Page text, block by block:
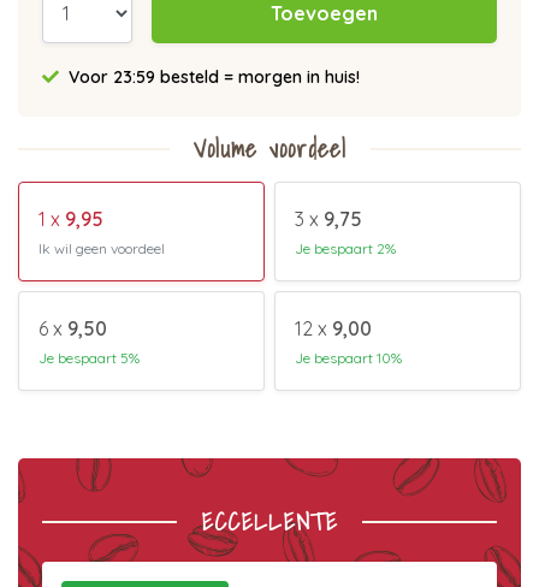
Toevoegen
Voor 23:59 besteld = morgen in huis!
Volume voordeel
1 x 9,95
Ik wil geen voordeel
3 x 9,75
Je bespaart 2%
6 x 9,50
Je bespaart 5%
12 x 9,00
Je bespaart 10%
ECCELLENTE